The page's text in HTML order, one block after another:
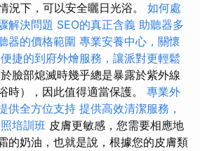
況下，可以安全曬日光浴。 如何處
解決問題 SEO的真正含義 助聽器多
器的價格範圍 專業安養中心，關懷
捷的到府外燴服務，讓派對更輕鬆
臉部熄滅時幾乎總是暴露於紫外線
時），因此值得適當保護。 專業外
供全方位支持 提供高效清潔服務，
培訓班 皮膚更敏感，您需要相應地
的奶油，也就是說，根據您的皮膚類